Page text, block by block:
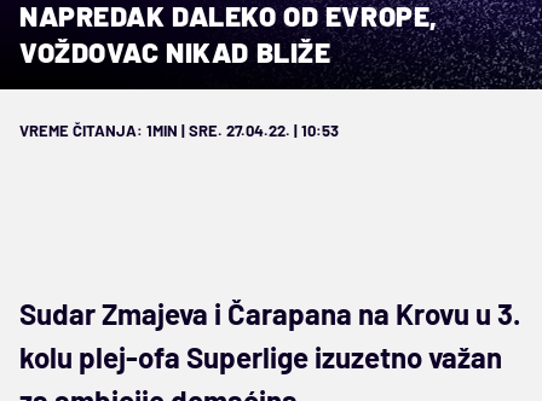
NAPREDAK DALEKO OD EVROPE,
VOŽDOVAC NIKAD BLIŽE
VREME ČITANJA: 1MIN | SRE. 27.04.22. | 10:53
Sudar Zmajeva i Čarapana na Krovu u 3.
kolu plej-ofa Superlige izuzetno važan